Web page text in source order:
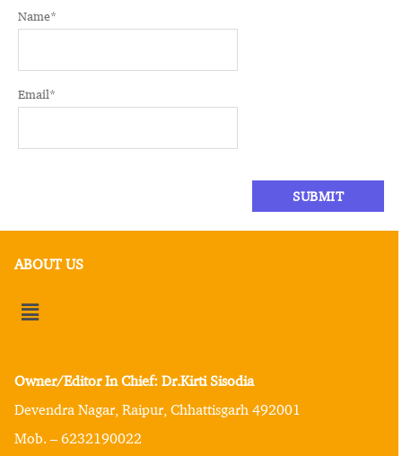
Name*
Email*
ABOUT US
Owner/Editor In Chief: Dr.Kirti Sisodia
Devendra Nagar, Raipur, Chhattisgarh 492001
Mob. – 6232190022